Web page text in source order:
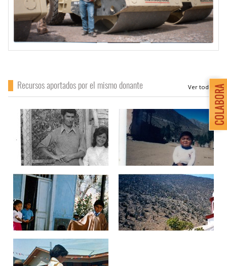
Recursos aportados por el mismo donante